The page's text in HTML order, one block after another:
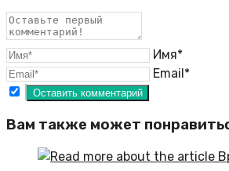
Имя*
Email*
Вам также может